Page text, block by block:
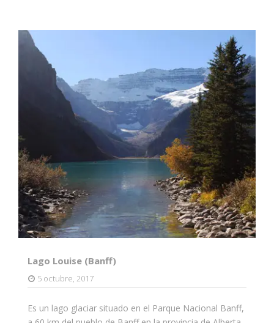
Lago Louise (Banff)
5 octubre, 2017
Es un lago glaciar situado en el Parque Nacional Banff,